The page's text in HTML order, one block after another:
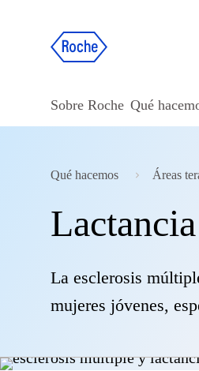
Sobre Roche Qué
Qué hacemos Áreas
La esclerosis
mujeres jóvenes,